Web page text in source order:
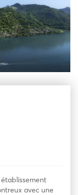
avec une